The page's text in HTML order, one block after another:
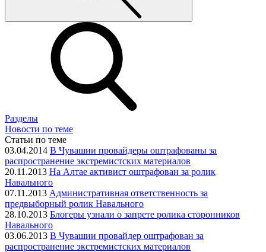
Разделы
Новости по теме
Статьи по теме
03.04.2014 В Чувашии провайдеры оштрафованы за
распространение экстремистских материалов
20.11.2013 На Алтае активист оштрафован за ролик
Навального
07.11.2013 Административная ответственность за
предвыборный ролик Навального
28.10.2013 Блогеры узнали о запрете ролика сторонников
Навального
03.06.2013 В Чувашии провайдер оштрафован за
распространение экстремистских материалов